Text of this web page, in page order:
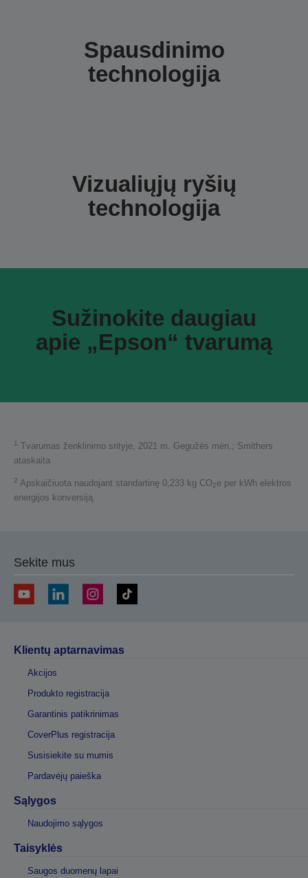
Spausdinimo
technologija
Vizualiųjų ryšių
technologija
Sužinokite daugiau
apie „Epson“ tvarumą
1
Tvarumas ženklinimo srityje, 2021 m. Gegužės mėn.; Smithers
ataskaita
2 Apskaičiuota naudojant standartinę 0,233 kg CO2e per kWh elektros
energijos konversiją.
Sekite mus
Klientų aptarnavimas
Akcijos
Produkto registracija
Garantinis patikrinimas
CoverPlus registracija
Susisiekite su mumis
Pardavėjų paieška
Sąlygos
Naudojimo sąlygos
Taisyklės
Saugos duomenų lapai